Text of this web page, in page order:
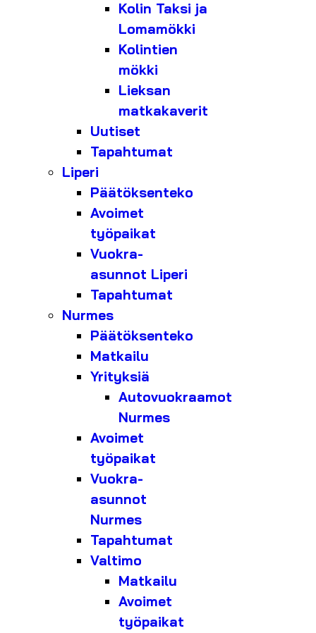
Kolin Taksi ja
Lomamökki
Kolintien
mökki
Lieksan
matkakaverit
Uutiset
Tapahtumat
Liperi
Päätöksenteko
Avoimet
työpaikat
Vuokra-
asunnot Liperi
Tapahtumat
Nurmes
Päätöksenteko
Matkailu
Yrityksiä
Autovuokraamot
Nurmes
Avoimet
työpaikat
Vuokra-
asunnot
Nurmes
Tapahtumat
Valtimo
Matkailu
Avoimet
työpaikat